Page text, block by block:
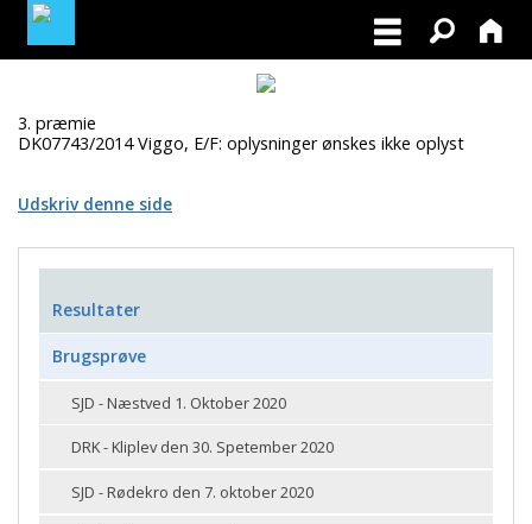
MEDLEMSLOGIN
3. præmie
DK07743/2014 Viggo, E/F: oplysninger ønskes ikke oplyst
Udskriv denne side
Resultater
Brugsprøve
SJD - Næstved 1. Oktober 2020
DRK - Kliplev den 30. Spetember 2020
SJD - Rødekro den 7. oktober 2020